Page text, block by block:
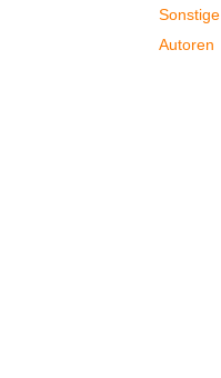
Sonstige
Autoren